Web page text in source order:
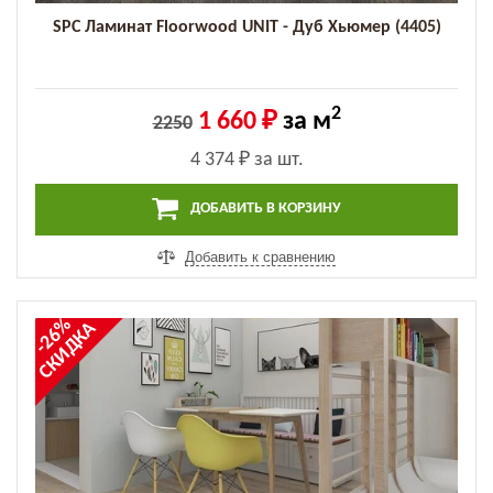
SPC Ламинат Floorwood UNIT - Дуб Хьюмер (4405)
2250 1 660 ₽за м2
4 374 ₽за шт.
ДОБАВИТЬ В КОРЗИНУ
Добавить к сравнению
-26%
СКИДКА